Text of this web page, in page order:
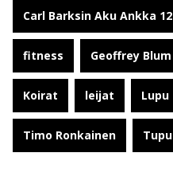
Carl Barksin Aku Ankka 12
fitness Geoffrey Blum
Koirat leijat Lupu
Timo Ronkainen Tupu